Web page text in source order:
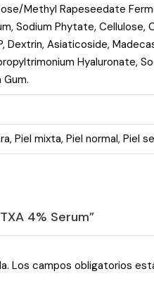
Methyl Rapeseedate
Sodium Phytate,
Dextrin, Asiaticoside,
Hyaluronate,
, Piel mixta, Piel normal, Piel
4% Serum”
Los campos obligatorios